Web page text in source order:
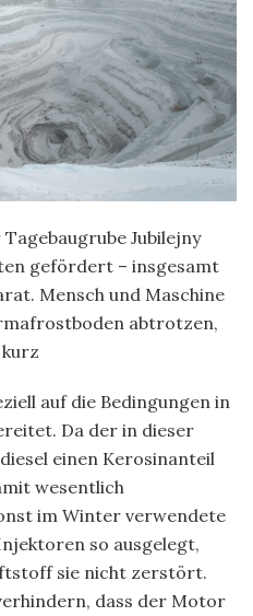
Jubilejny
gefördert – insgesamt
Mensch und Maschine
abtrotzen,
auf die Bedingungen in
Da der in dieser
einen Kerosinanteil
wesentlich
im Winter verwendete
so ausgelegt,
sie nicht zerstört.
dass der Motor